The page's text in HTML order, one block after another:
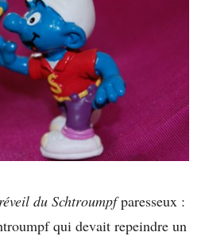
du Schtroumpfparesseux :
qui devait repeindre un